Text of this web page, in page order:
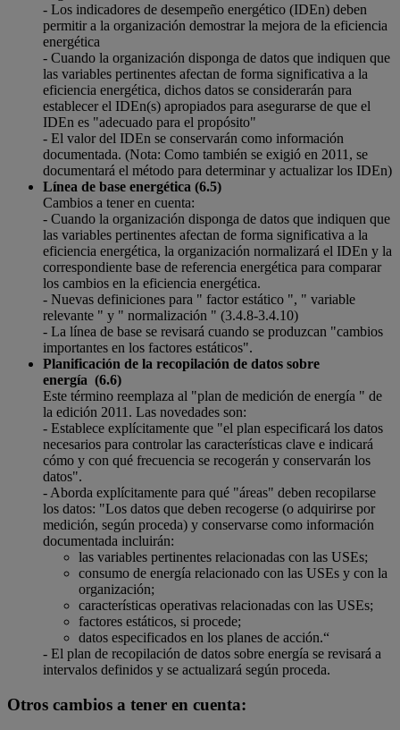
- Los indicadores de desempeño energético (IDEn) deben
permitir a la organización demostrar la mejora de la eficiencia
energética
- Cuando la organización disponga de datos que indiquen que
las variables pertinentes afectan de forma significativa a la
eficiencia energética, dichos datos se considerarán para
establecer el IDEn(s) apropiados para asegurarse de que el
IDEn es "adecuado para el propósito"
- El valor del IDEn se conservarán como información
documentada. (Nota: Como también se exigió en 2011, se
documentará el método para determinar y actualizar los IDEn)
Línea de base energética (6.5)
Cambios a tener en cuenta:
- Cuando la organización disponga de datos que indiquen que
las variables pertinentes afectan de forma significativa a la
eficiencia energética, la organización normalizará el IDEn y la
correspondiente base de referencia energética para comparar
los cambios en la eficiencia energética.
- Nuevas definiciones para " factor estático ", " variable
relevante " y " normalización " (3.4.8-3.4.10)
- La línea de base se revisará cuando se produzcan "cambios
importantes en los factores estáticos".
Planificación de la recopilación de datos sobre
energía (6.6)
Este término reemplaza al "plan de medición de energía " de
la edición 2011. Las novedades son:
- Establece explícitamente que "el plan especificará los datos
necesarios para controlar las características clave e indicará
cómo y con qué frecuencia se recogerán y conservarán los
datos".
- Aborda explícitamente para qué "áreas" deben recopilarse
los datos: "Los datos que deben recogerse (o adquirirse por
medición, según proceda) y conservarse como información
documentada incluirán:
las variables pertinentes relacionadas con las USEs;
consumo de energía relacionado con las USEs y con la
organización;
características operativas relacionadas con las USEs;
factores estáticos, si procede;
datos especificados en los planes de acción.“
- El plan de recopilación de datos sobre energía se revisará a
intervalos definidos y se actualizará según proceda.
Otros cambios a tener en cuenta: